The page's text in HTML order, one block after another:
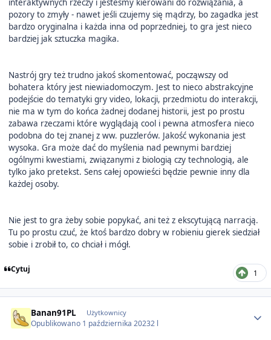
interaktywnych rzeczy i jesteśmy kierowani do rozwiązania, a
pozory to zmyły - nawet jeśli czujemy się mądrzy, bo zagadka jest
bardzo oryginalna i każda inna od poprzedniej, to gra jest nieco
bardziej jak sztuczka magika.
Nastrój gry też trudno jakoś skomentować, począwszy od
bohatera który jest niewiadomoczym. Jest to nieco abstrakcyjne
podejście do tematyki gry video, lokacji, przedmiotu do interakcji,
nie ma w tym do końca żadnej dodanej historii, jest po prostu
zabawa rzeczami które wyglądają cool i pewna atmosfera nieco
podobna do tej znanej z ww. puzzlerów. Jakość wykonania jest
wysoka. Gra może dać do myślenia nad pewnymi bardziej
ogólnymi kwestiami, związanymi z biologią czy technologią, ale
tylko jako pretekst. Sens całej opowieści będzie pewnie inny dla
każdej osoby.
Nie jest to gra żeby sobie popykać, ani też z ekscytującą narracją.
Tu po prostu czuć, że ktoś bardzo dobry w robieniu gierek siedział
sobie i zrobił to, co chciał i mógł.
Cytuj 1
Banan91PL Użytkownicy
Opublikowano 1 października 20232 l